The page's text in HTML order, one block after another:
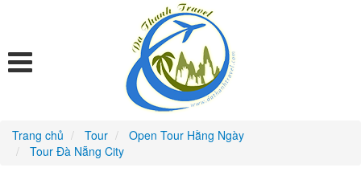
Trang chủ Tour
Open Tour Hằng Ngày
Tour Đà Nẵng City